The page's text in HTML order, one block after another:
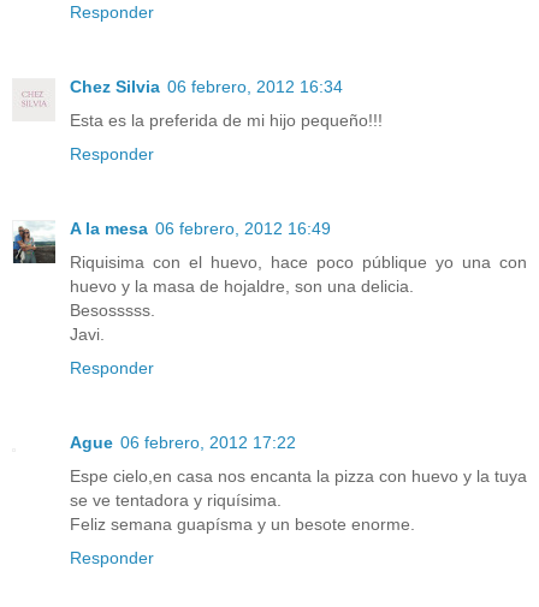
Responder
Chez Silvia 06 febrero, 2012 16:34
Esta es la preferida de mi hijo pequeño!!!
Responder
A la mesa 06 febrero, 2012 16:49
Riquisima con el huevo, hace poco públique yo una con
huevo y la masa de hojaldre, son una delicia.
Besosssss.
Javi.
Responder
Ague 06 febrero, 2012 17:22
Espe cielo,en casa nos encanta la pizza con huevo y la tuya
se ve tentadora y riquísima.
Feliz semana guapísma y un besote enorme.
Responder